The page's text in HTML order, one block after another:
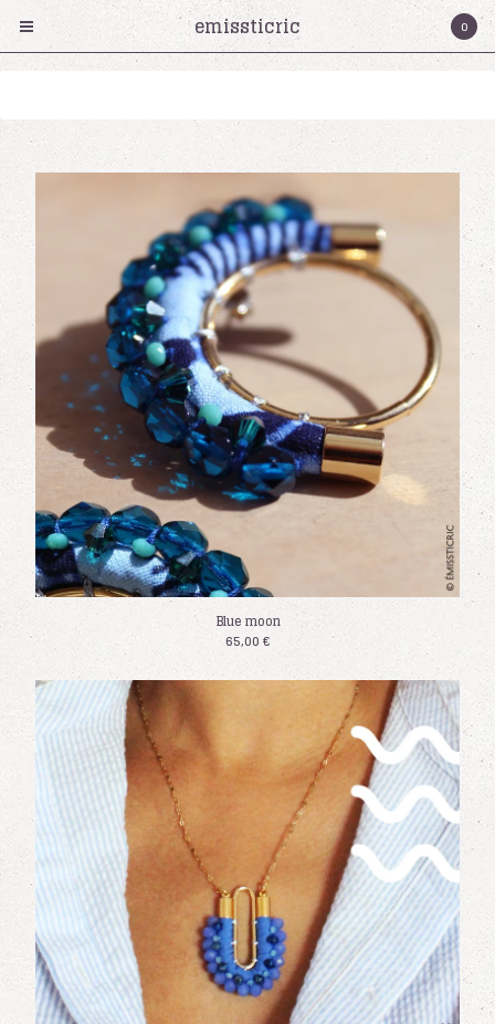
Products
Collier
cartes cadeaux
Bagues
Émissticric?
Contact
Cart
0,00
€
0
Instagram
Facebook
Powered by Big Cartel
0
emissticric
Blue moon
65,00 €